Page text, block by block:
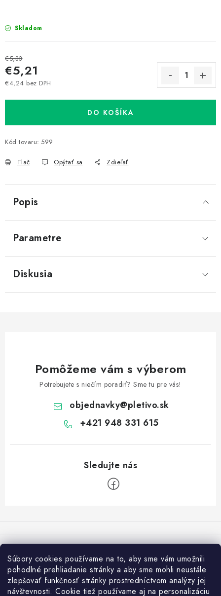
Súbory cookies používame na to, aby sme vám umožnili
pohodlné prehliadanie stránky a aby sme mohli neustále
zlepšovať funkčnosť stránky prostredníctvom analýzy jej
návštevnosti. Cookie tiež používame aj na personalizáciu
Skladom
€5,33
€5,21
€4,24 bez DPH
DO KOŠÍKA
Kód tovaru: 599
Tlač Opýtať sa Zdieľať
Popis
Parametre
Diskusia
Pomôžeme vám s výberom
Potrebujete s niečím poradiť? Sme tu pre vás!
objednavky@pletivo.sk
+421 948 331 615
p
ä Varovanie:
Osobný odber je možný len po vytvorení objednávky v e-shope a
výbere možnosti v košíku "Osobný odber - Častá". V opačnom
prípade nemôžeme zaručiť rovnaké ceny (pri návšteve pobočky bez